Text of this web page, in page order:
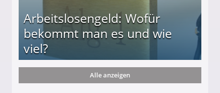
Arbeitslosengeld: Wofür
bekommt man es und wie
viel?
und wie viel?
Alle anzeigen